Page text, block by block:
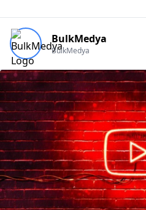
BulkMedya
BulkMedya